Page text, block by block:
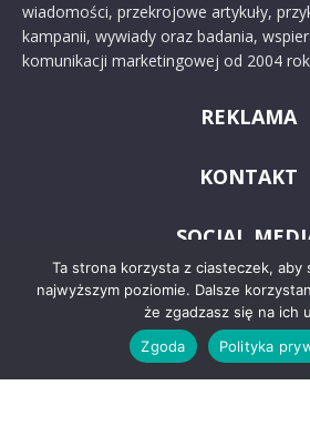
wiadomości, przekrojowe artykuły,
kampanii, wywiady oraz badania,
komunikacji marketingowej od 2004
REKLAMA
KONTAKT
SOCIAL
Ta strona korzysta z ciasteczek, aby
najwyższym poziomie. Dalsze
że zgadzasz się na ich
Zgoda
Polityka